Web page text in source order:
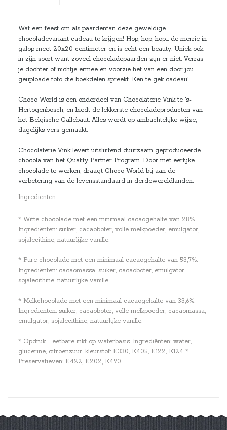
Wat een feest om als paardenfan deze geweldige
chocoladevariant cadeau te krijgen! Hop, hop, hop... de merrie in
galop meet 20x20 centimeter en is echt een beauty. Uniek ook
in zijn soort want zoveel chocoladepaarden zijn er niet. Verras
je dochter of nichtje ermee en voorzie het van een door jou
geuploade foto die boekdelen spreekt. Een te gek cadeau!
Choco World is een onderdeel van Chocolaterie Vink te 's-
Hertogenbosch, en biedt de lekkerste chocoladeproducten van
het Belgische Callebaut. Alles wordt op ambachtelijke wijze,
dagelijks vers gemaakt.
Chocolaterie Vink levert uitsluitend duurzaam geproduceerde
chocola van het Quality Partner Program. Door met eerlijke
chocolade te werken, draagt Choco World bij aan de
verbetering van de levensstandaard in derdewereldlanden.
Ingrediënten
* Witte chocolade met een minimaal cacaogehalte van 28%.
Ingrediënten: suiker, cacaoboter, volle melkpoeder, emulgator,
sojalecithine, natuurlijke vanille.
* Pure chocolade met een minimaal cacaogehalte van 53,7%.
Ingrediënten: cacaomassa, suiker, cacaoboter, emulgator,
sojalecithine, natuurlijke vanille.
* Melkchocolade met een minimaal cacaogehalte van 33,6%.
Ingrediënten: suiker, cacaoboter, volle melkpoeder, cacaomassa,
emulgator, sojalecithine, natuurlijke vanille.
* Opdruk - eetbare inkt op waterbasis. Ingrediënten: water,
glucerine, citroenzuur, kleurstof: E330, E405, E122, E124 *
Preservatieven: E422, E202, E490